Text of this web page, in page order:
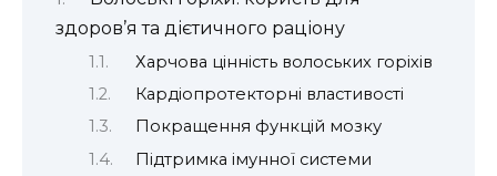
здоров’я та дієтичного раціону
Харчова цінність волоських горіхів
Кардіопротекторні властивості
Покращення функцій мозку
Підтримка імунної системи